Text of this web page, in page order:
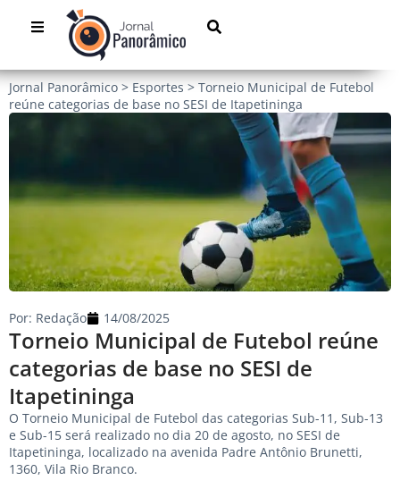
Jornal Panorâmico > Esportes > Torneio Municipal de Futebol
reúne categorias de base no SESI de Itapetininga
Torneio Municipal de Futebol reúne
categorias de base no SESI de
Itapetininga
Por: Redação 14/08/2025
O Torneio Municipal de Futebol das categorias Sub-11, Sub-13
e Sub-15 será realizado no dia 20 de agosto, no SESI de
Itapetininga, localizado na avenida Padre Antônio Brunetti,
1360, Vila Rio Branco.